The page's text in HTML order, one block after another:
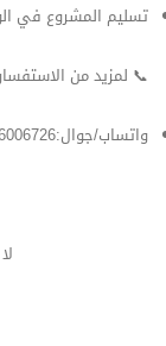
تسليم المشروع في
📞 لمزيد من
واتساب/جوال:0566006726